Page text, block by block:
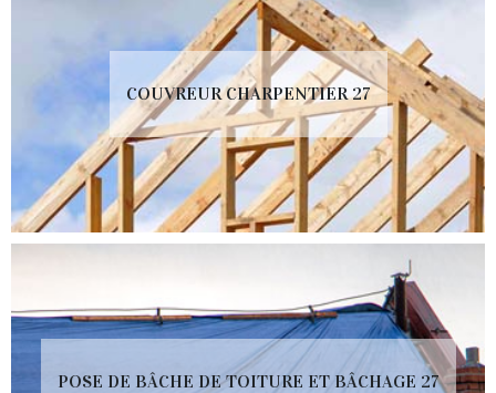
COUVREUR CHARPENTIER 27
POSE DE BÂCHE DE TOITURE ET BÂCHAGE 27